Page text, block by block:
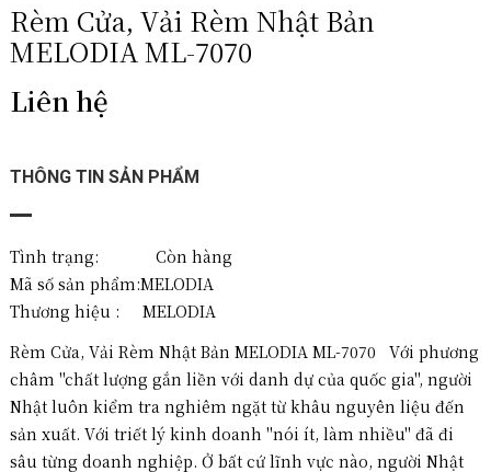
Rèm Cửa, Vải Rèm Nhật Bản
MELODIA ML-7070
Liên hệ
THÔNG TIN SẢN PHẨM
Tình trạng: Còn hàng
Mã số sản phẩm:MELODIA
Thương hiệu :
MELODIA
Rèm Cửa, Vải Rèm Nhật Bản MELODIA ML-7070 Với phương
châm "chất lượng gắn liền với danh dự của quốc gia", người
Nhật luôn kiểm tra nghiêm ngặt từ khâu nguyên liệu đến
sản xuất. Với triết lý kinh doanh "nói ít, làm nhiều" đã đi
sâu từng doanh nghiệp. Ở bất cứ lĩnh vực nào, người Nhật